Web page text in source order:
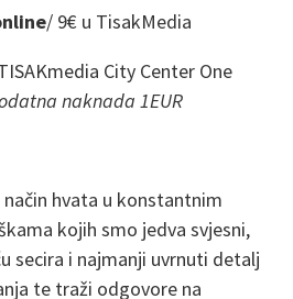
/ 9€ u TisakMedia
City Center One
naknada 1EUR
hvata u konstantnim
kojih smo jedva svjesni,
secira i najmanji uvrnuti detalj
te traži odgovore na